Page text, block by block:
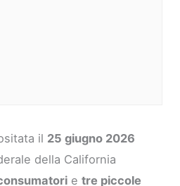
il 25 giugno 2026
della California
etre piccole